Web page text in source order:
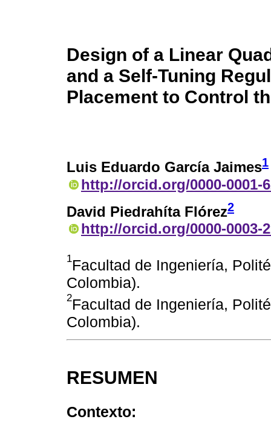
Design of a Linear
and a Self-Tuning
Placement to Control
Luis Eduardo García Jaimes1
http://orcid.org/0000-0001-
David Piedrahíta Flórez2
http://orcid.org/0000-0003-
1Facultad de Ingeniería,
Colombia).
2Facultad de Ingeniería,
Colombia).
RESUMEN
Contexto: